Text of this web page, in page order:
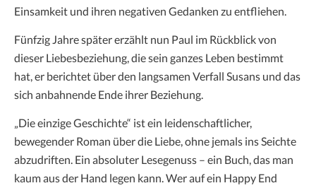
Einsamkeit und ihren negativen Gedanken zu entfliehen.
Fünfzig Jahre später erzählt nun Paul im Rückblick von
dieser Liebesbeziehung, die sein ganzes Leben bestimmt
hat, er berichtet über den langsamen Verfall Susans und das
sich anbahnende Ende ihrer Beziehung.
„Die einzige Geschichte“ ist ein leidenschaftlicher,
bewegender Roman über die Liebe, ohne jemals ins Seichte
abzudriften. Ein absoluter Lesegenuss – ein Buch, das man
kaum aus der Hand legen kann. Wer auf ein Happy End